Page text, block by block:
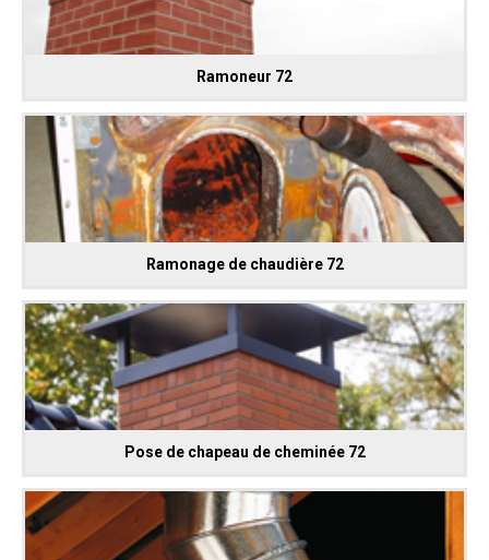
Ramoneur 72
Ramonage de chaudière 72
Pose de chapeau de cheminée 72